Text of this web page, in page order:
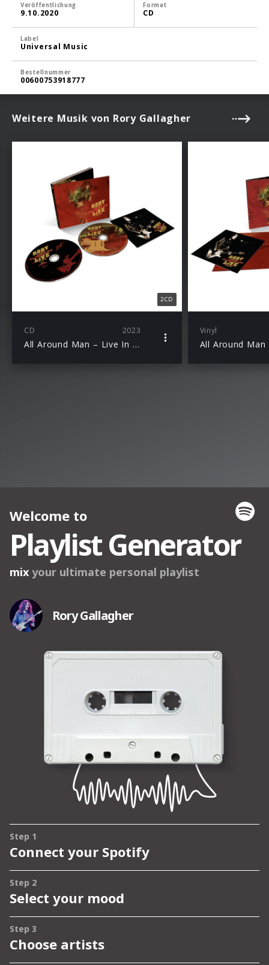
Veröffentlichung
9.10.2020
Format
CD
Label
Universal Music
Bestellnummer
00600753918777
Weitere Musik von Rory Gallagher
2CD
CD 2023
All Around Man – Live In London
Vinyl